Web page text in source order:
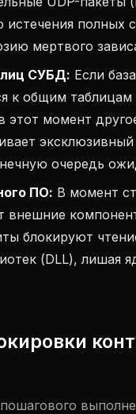
полных
мертвого
СУБД: Если
к общим
момент
эксклюзивный
очередь
ПО: В момент
внешние
блокируют
(DLL), лишая